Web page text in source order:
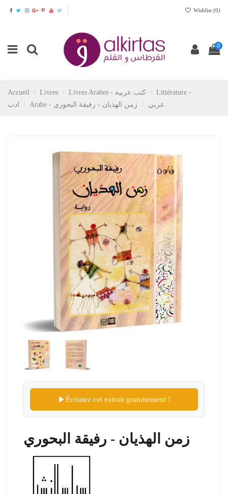
Wishlist (0)
0
Accueil Livres Livres Arabes - كتب عربية
Littérature -
ادب
Arabe - عربي زمن الهذيان - رفيقة البحوري
Écoutez cet extrait gratuitement !
زمن الهذيان - رفيقة البحوري